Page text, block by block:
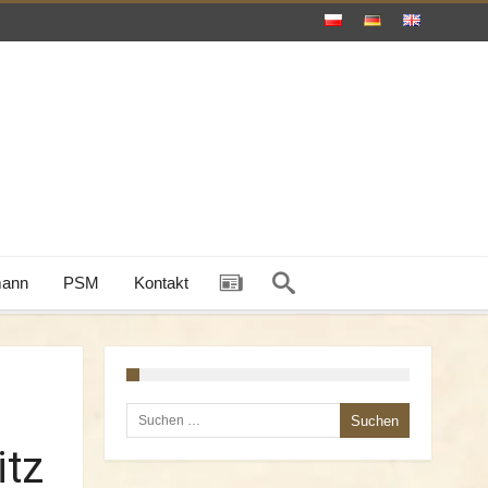
PSM Kontakt
Suche nach: